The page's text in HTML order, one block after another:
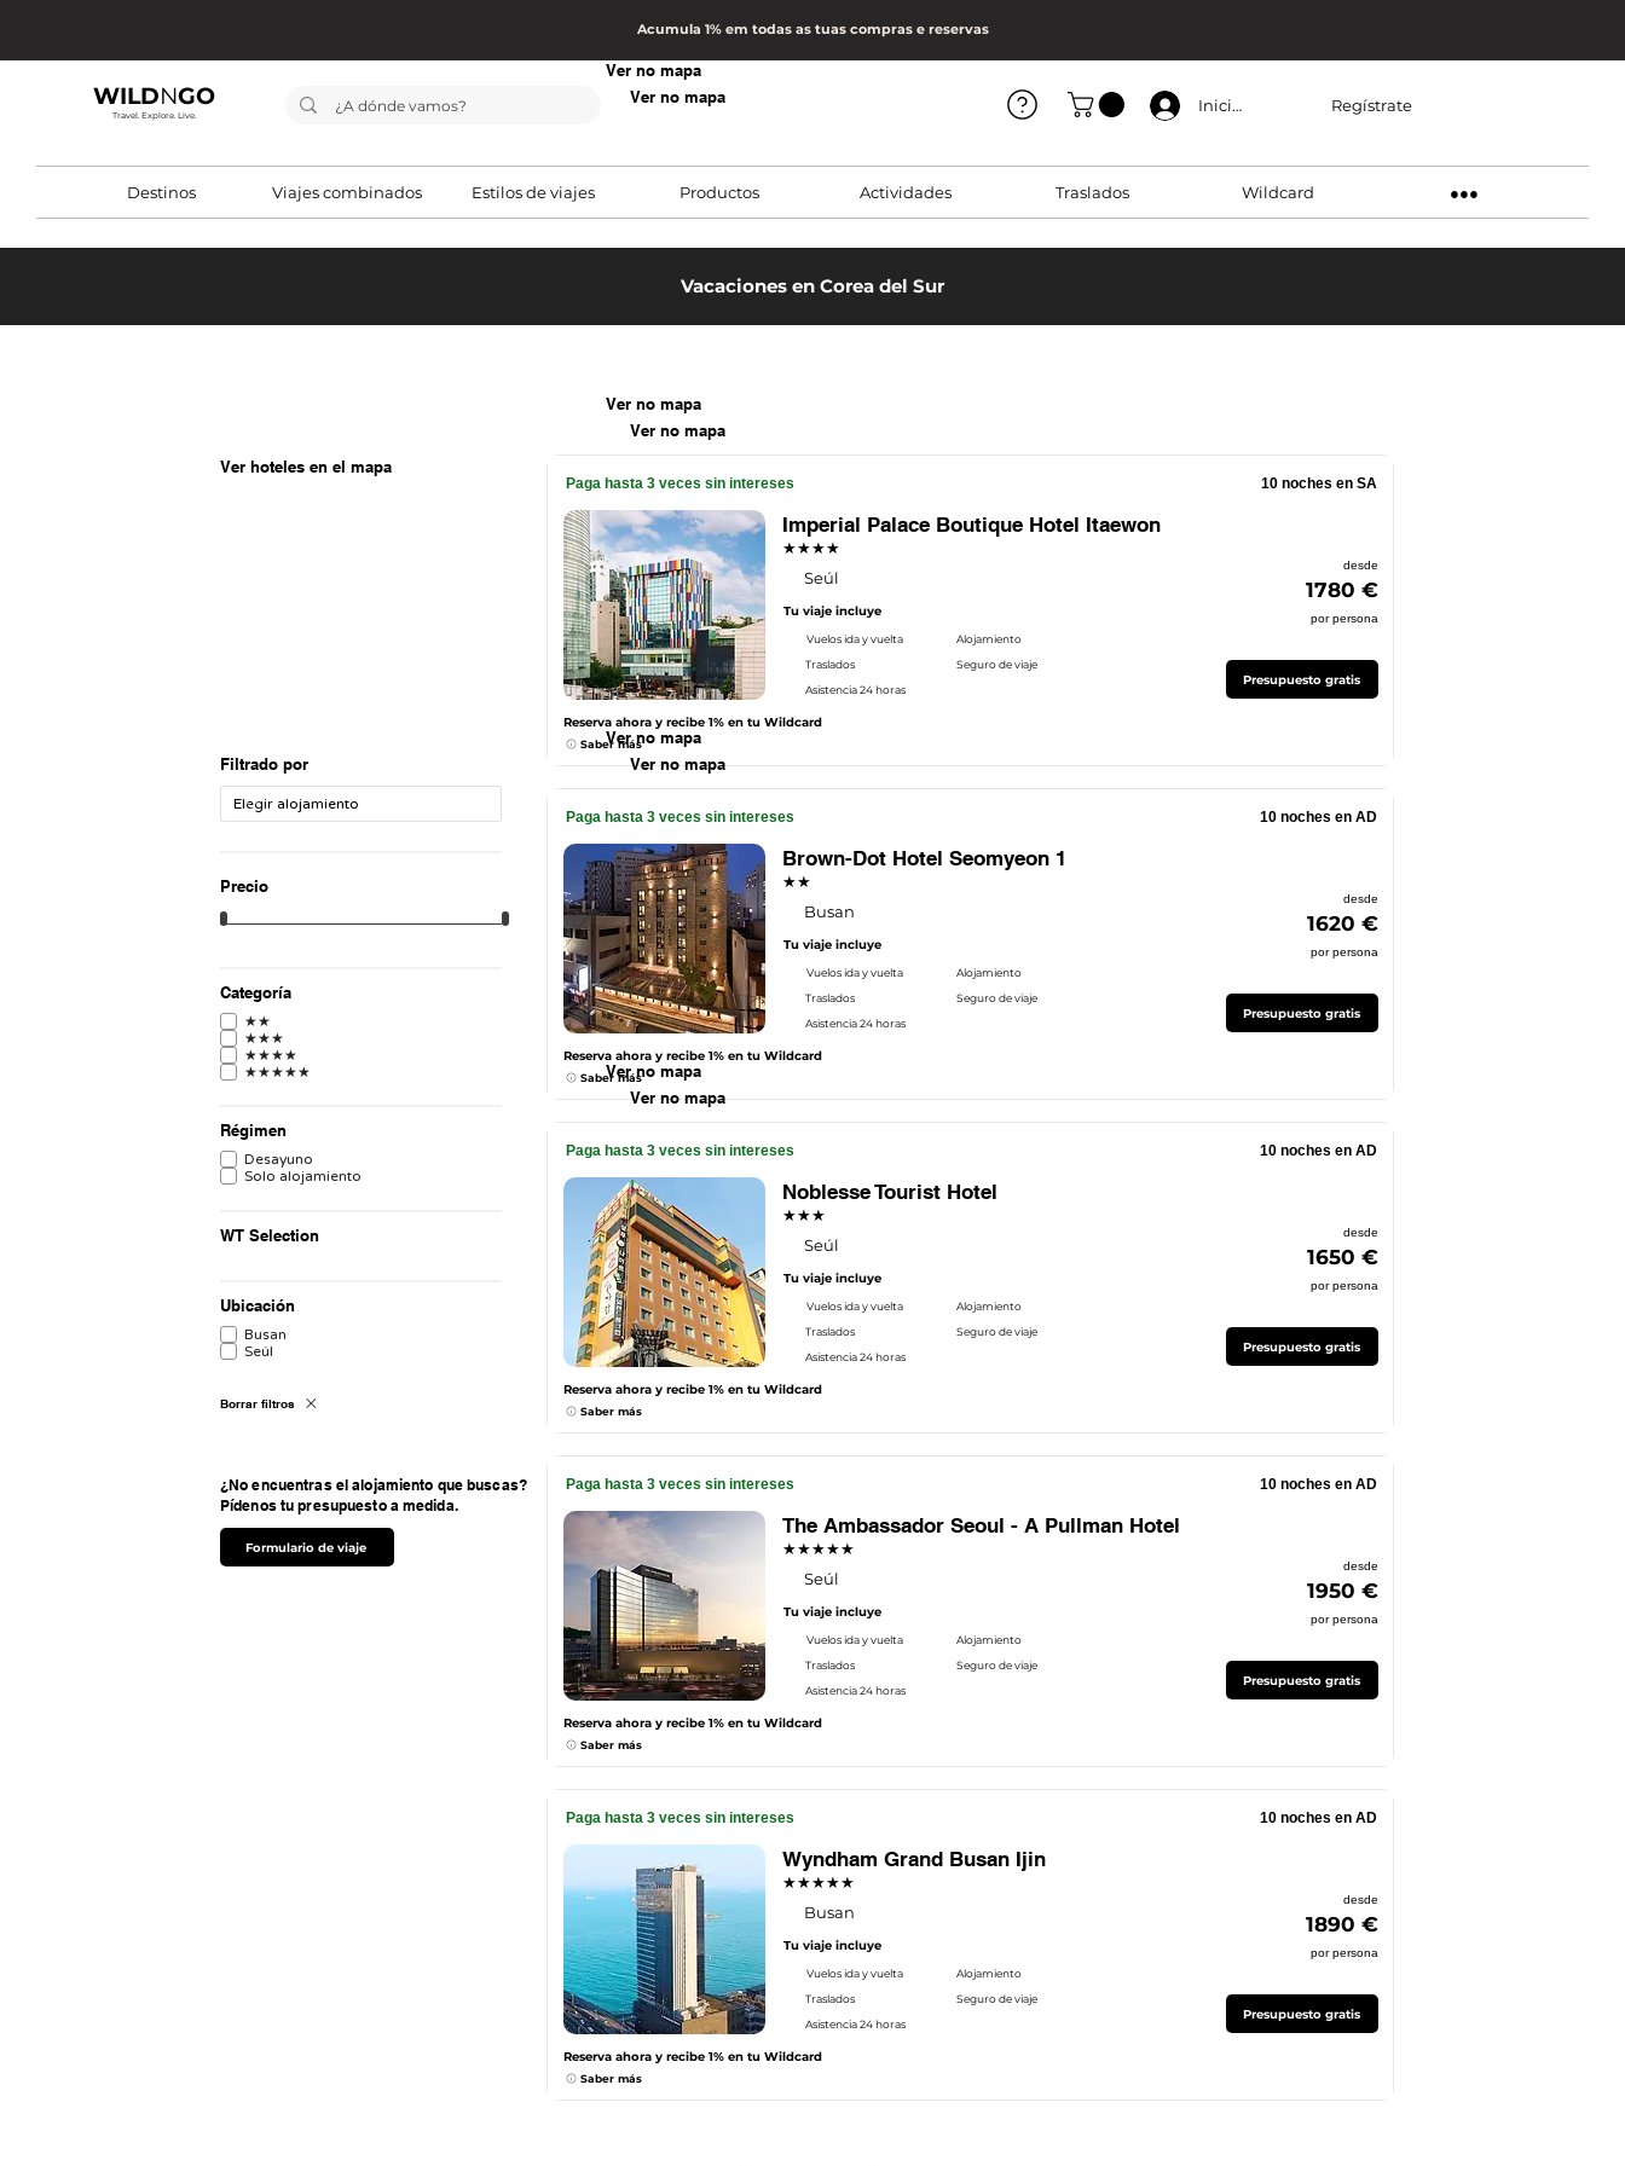
Acumula 1% em todas as tuas compras e reservas
WILDNGO
Travel. Explore. Live.
Inicia sesión Regístrate
Destinos Viajes combinados Estilos de viajes Productos Actividades Traslados Wildcard ●●●
Vacaciones en Corea del Sur
Ver hoteles en el mapa
Filtrado por
Precio
Categoría
★★
★★★
★★★★
★★★★★
Régimen
Desayuno
Solo alojamiento
WT Selection
Ubicación
Busan
Seúl
Borrar filtros
¿No encuentras el alojamiento que buscas?
Pídenos tu presupuesto a medida.
Formulario de viaje
Paga hasta 3 veces sin intereses 10 noches en SA
Seúl
Imperial Palace Boutique Hotel Itaewon
★★★★
desde
1780 €
por persona
Tu viaje incluye
Vuelos ida y vuelta
Alojamiento
Traslados
Seguro de viaje
Asistencia 24 horas
Presupuesto gratis
Reserva ahora y recibe 1% en tu Wildcard
Saber más
Ver no mapa
Ver no mapa
Paga hasta 3 veces sin intereses 10 noches en AD
Busan
Brown-Dot Hotel Seomyeon 1
★★
desde
1620 €
por persona
Tu viaje incluye
Vuelos ida y vuelta
Alojamiento
Traslados
Seguro de viaje
Asistencia 24 horas
Presupuesto gratis
Reserva ahora y recibe 1% en tu Wildcard
Saber más
Ver no mapa
Ver no mapa
Paga hasta 3 veces sin intereses 10 noches en AD
Seúl
Noblesse Tourist Hotel
★★★
desde
1650 €
por persona
Tu viaje incluye
Vuelos ida y vuelta
Alojamiento
Traslados
Seguro de viaje
Asistencia 24 horas
Presupuesto gratis
Reserva ahora y recibe 1% en tu Wildcard
Saber más
Ver no mapa
Ver no mapa
Paga hasta 3 veces sin intereses 10 noches en AD
Seúl
The Ambassador Seoul - A Pullman Hotel
★★★★★
desde
1950 €
por persona
Tu viaje incluye
Vuelos ida y vuelta
Alojamiento
Traslados
Seguro de viaje
Asistencia 24 horas
Presupuesto gratis
Reserva ahora y recibe 1% en tu Wildcard
Saber más
Ver no mapa
Ver no mapa
Paga hasta 3 veces sin intereses 10 noches en AD
Busan
Wyndham Grand Busan Ijin
★★★★★
desde
1890 €
por persona
Tu viaje incluye
Vuelos ida y vuelta
Alojamiento
Traslados
Seguro de viaje
Asistencia 24 horas
Presupuesto gratis
Reserva ahora y recibe 1% en tu Wildcard
Saber más